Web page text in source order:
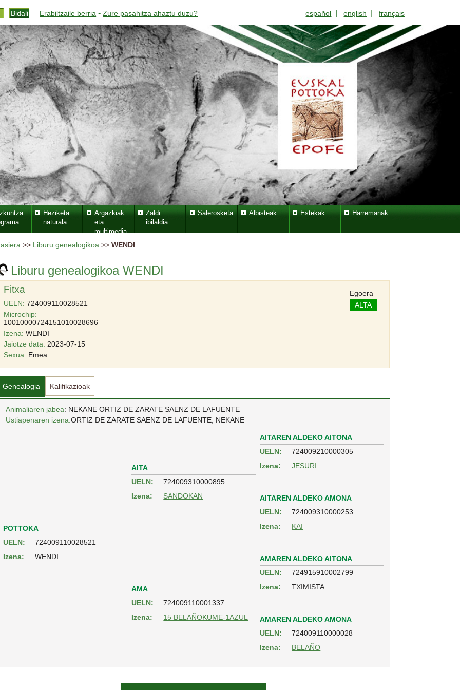
Erabiltzaile berria -Zure pasahitza ahaztu duzu? español |english |français
Heziketa
naturala
Argazkiak
eta
multimedia
Zaldi
ibilaldia
Salerosketa Albisteak Estekak Harremanak
>> Liburu genealogikoa >>WENDI
Liburu genealogikoa WENDI
Fitxa
UELN: 724009110028521
Microchip:
10010000724151010028696
Izena: WENDI
Jaiotze data: 2023-07-15
Sexua: Emea
Egoera
ALTA
Genealogia Kalifikazioak
Animaliaren jabea: NEKANE ORTIZ DE ZARATE SAENZ DE LAFUENTE
Ustiapenaren izena:ORTIZ DE ZARATE SAENZ DE LAFUENTE, NEKANE
POTTOKA
UELN:
724009110028521
Izena:
WENDI
AITA
UELN:
724009310000895
Izena:
SANDOKAN
AITAREN ALDEKO AITONA
UELN:
724009210000305
Izena:
JESURI
AITAREN ALDEKO AMONA
UELN:
724009310000253
Izena:
KAI
AMA
UELN:
724009110001337
Izena:
15 BELAÑOKUME-1AZUL
AMAREN ALDEKO AITONA
UELN:
724915910002799
Izena:
TXIMISTA
AMAREN ALDEKO AMONA
UELN:
724009110000028
Izena:
BELAÑO